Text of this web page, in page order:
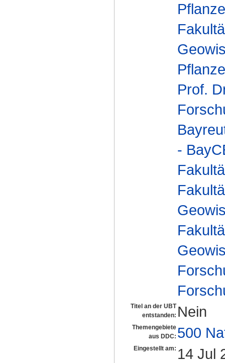
Prof.
-
Titel an der UBT
entstanden: Nein
Themengebiete
aus DDC: 500
Eingestellt am: 14 Jul